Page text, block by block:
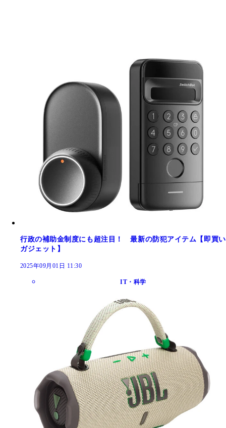
行政の補助金制度にも超注目！ 最新の防犯アイテム【即買い
ガジェット】
2025年09月01日 11:30
IT・科学